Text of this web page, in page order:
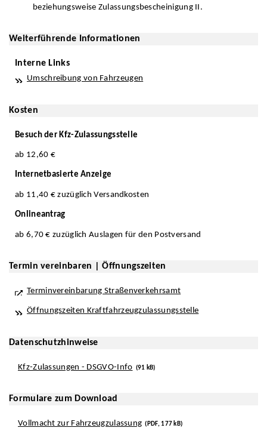
beziehungsweise Zulassungsbescheinigung II.
Weiterführende Informationen
Interne Links
Umschreibung von Fahrzeugen
Kosten
Besuch der Kfz-Zulassungsstelle
ab 12,60 €
Internetbasierte Anzeige
ab 11,40 € zuzüglich Versandkosten
Onlineantrag
ab 6,70 € zuzüglich Auslagen für den Postversand
Termin vereinbaren | Öffnungszeiten
Terminvereinbarung Straßenverkehrsamt
Öffnungszeiten Kraftfahrzeugzulassungsstelle
Datenschutzhinweise
Kfz-Zulassungen - DSGVO-Info (91 kB)
Formulare zum Download
Vollmacht zur Fahrzeugzulassung (PDF, 177 kB)